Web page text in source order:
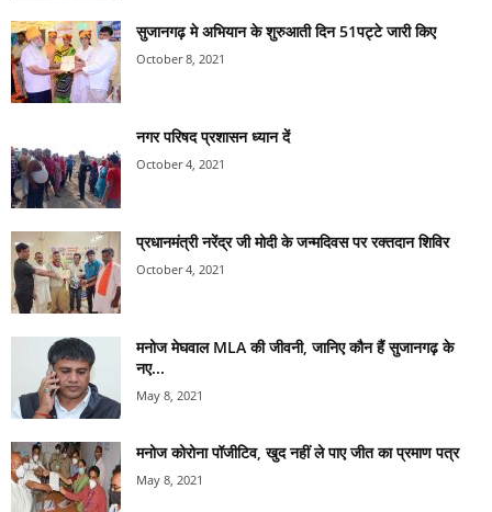
सुजानगढ़ मे अभियान के शुरुआती दिन 51पट्टे जारी किए
October 8, 2021
नगर परिषद प्रशासन ध्यान दें
October 4, 2021
प्रधानमंत्री नरेंद्र जी मोदी के जन्मदिवस पर रक्तदान शिविर
October 4, 2021
मनोज मेघवाल MLA की जीवनी, जानिए कौन हैं सुजानगढ़ के
नए...
May 8, 2021
मनोज कोरोना पॉजीटिव, खुद नहीं ले पाए जीत का प्रमाण पत्र
May 8, 2021